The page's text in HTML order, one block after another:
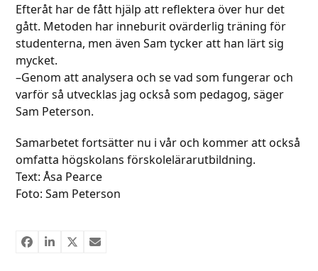
Efteråt har de fått hjälp att reflektera över hur det
gått. Metoden har inneburit ovärderlig träning för
studenterna, men även Sam tycker att han lärt sig
mycket.
–Genom att analysera och se vad som fungerar och
varför så utvecklas jag också som pedagog, säger
Sam Peterson.
Samarbetet fortsätter nu i vår och kommer att också
omfatta högskolans förskolelärarutbildning.
Text: Åsa Pearce
Foto: Sam Peterson